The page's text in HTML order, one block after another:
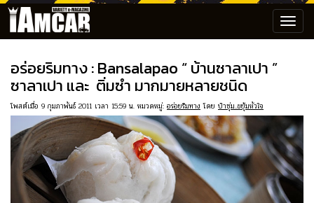
อร่อยริมทาง : Bansalapao “ บ้านซาลาเปา ”
ซาลาเปา และ ติ่มซำ มากมายหลายชนิด
โพสต์เมื่อ 9 กุมภาพันธ์ 2011 เวลา 15:59 น. หมวดหมู่: อร่อยริมทาง โดย ป๋าซุ่ม..ขยุ้มหัวใจ